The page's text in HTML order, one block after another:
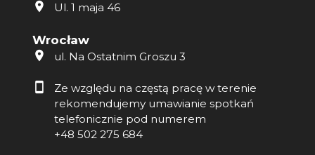
Ul. 1 maja 46
Wrocław
ul. Na Ostatnim Groszu 3
Ze względu na częstą pracę w terenie
rekomendujemy umawianie spotkań
telefonicznie pod numerem
+48 502 275 684